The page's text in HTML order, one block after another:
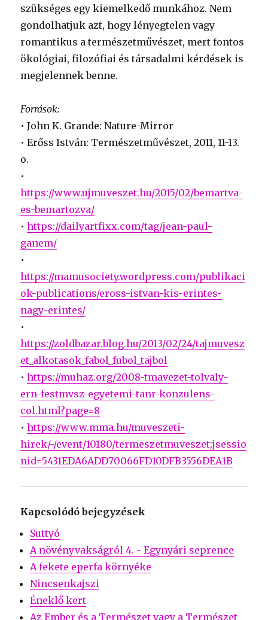
szükséges egy kiemelkedő munkához. Nem
gondolhatjuk azt, hogy lényegtelen vagy
romantikus a természetművészet, mert fontos
ökológiai, filozófiai és társadalmi kérdések is
megjelennek benne.
Források:
• John K. Grande: Nature-Mirror
• Erőss István: Természetművészet, 2011, 11-13.
o.
•
https://www.ujmuveszet.hu/2015/02/bemartva-
es-bemartozva/
•https://dailyartfixx.com/tag/jean-paul-
ganem/
•
https://mamusociety.wordpress.com/publikaci
ok-publications/eross-istvan-kis-erintes-
nagy-erintes/
•
https://zoldbazar.blog.hu/2013/02/24/tajmuvesz
et_alkotasok_fabol_fubol_tajbol
•https://muhaz.org/2008-tmavezet-tolvaly-
ern-festmvsz-egyetemi-tanr-konzulens-
col.html?page=8
•https://www.mma.hu/muveszeti-
hirek/-/event/10180/termeszetmuveszet;jsessio
nid=5431EDA6ADD70066FD10DFB3556DEA1B
Kapcsolódó bejegyzések
Suttyó
A növényvakságról 4. - Egynyári seprence
A fekete eperfa környéke
Nincsenkajszi
Éneklő kert
Az Ember és a Természet vagy a Természet